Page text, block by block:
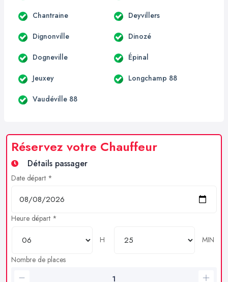
Chantraine Deyvillers
Dignonville Dinozé
Dogneville Épinal
Jeuxey Longchamp 88
Vaudéville 88
Réservez votre Chauffeur
Détails passager
Date départ *
Heure départ *
H
MIN
Nombre de places